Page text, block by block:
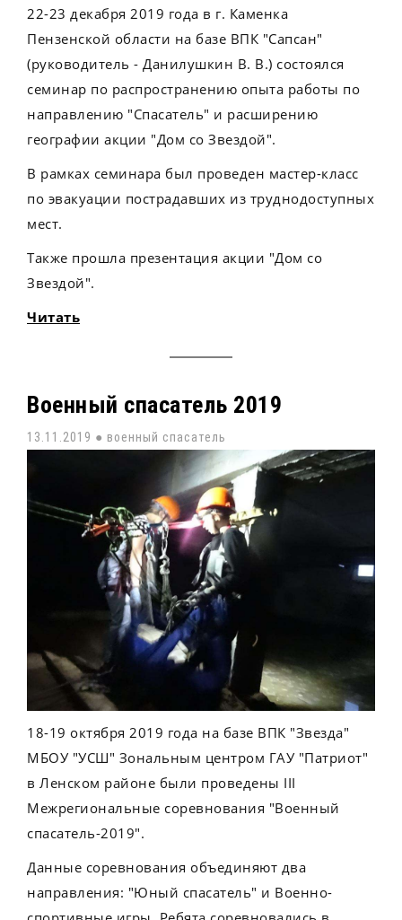
22-23 декабря 2019 года в г. Каменка
Пензенской области на базе ВПК "Сапсан"
(руководитель - Данилушкин В. В.) состоялся
семинар по распространению опыта работы по
направлению "Спасатель" и расширению
географии акции "Дом со Звездой".
В рамках семинара был проведен мастер-класс
по эвакуации пострадавших из труднодоступных
мест.
Также прошла презентация акции "Дом со
Звездой".
Читать
Военный спасатель 2019
13.11.2019 ● военный спасатель
18-19 октября 2019 года на базе ВПК "Звезда"
МБОУ "УСШ" Зональным центром ГАУ "Патриот"
в Ленском районе были проведены III
Межрегиональные соревнования "Военный
спасатель-2019".
Данные соревнования объединяют два
направления: "Юный спасатель" и Военно-